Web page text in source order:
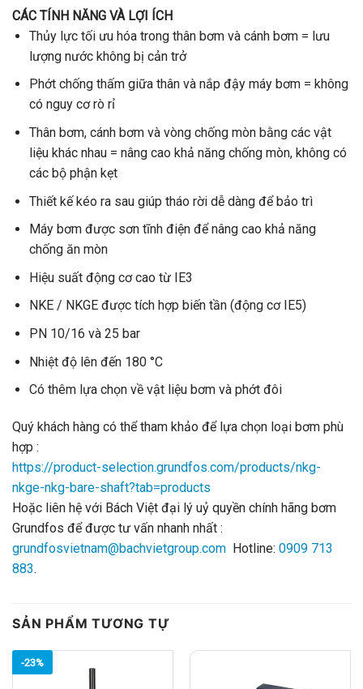
CÁC TÍNH NĂNG VÀ LỢI ÍCH
Thủy lực tối ưu hóa trong thân bơm và cánh bơm = lưu
lượng nước không bị cản trở
Phớt chống thấm giữa thân và nắp đậy máy bơm = không
có nguy cơ rò rỉ
Thân bơm, cánh bơm và vòng chống mòn bằng các vật
liệu khác nhau = nâng cao khả năng chống mòn, không có
các bộ phận kẹt
Thiết kế kéo ra sau giúp tháo rời dễ dàng để bảo trì
Máy bơm được sơn tĩnh điện để nâng cao khả năng
chống ăn mòn
Hiệu suất động cơ cao từ IE3
NKE / NKGE được tích hợp biến tần (động cơ IE5)
PN 10/16 và 25 bar
Nhiệt độ lên đến 180 °C
Có thêm lựa chọn về vật liệu bơm và phớt đôi
Quý khách hàng có thể tham khảo để lựa chọn loại bơm phù
hợp :
https://product-selection.grundfos.com/products/nkg-
nkge-nkg-bare-shaft?tab=products
Hoặc liên hệ với Bách Việt đại lý uỷ quyền chính hãng bơm
Grundfos để được tư vấn nhanh nhất :
grundfosvietnam@bachvietgroup.com Hotline: 0909 713
883.
SẢN PHẨM TƯƠNG TỰ
-23%